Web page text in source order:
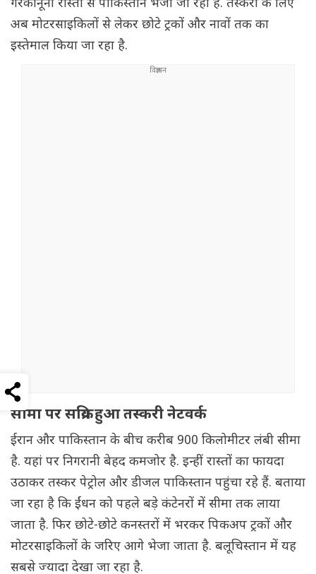
गैरकानूनी रास्तों से पाकिस्तान भेजा जा रहा है. तस्करी के लिए
अब मोटरसाइकिलों से लेकर छोटे ट्रकों और नावों तक का
इस्तेमाल किया जा रहा है.
सीमा पर सक्रिय हुआ तस्करी नेटवर्क
ईरान और पाकिस्तान के बीच करीब 900 किलोमीटर लंबी सीमा
है. यहां पर निगरानी बेहद कमजोर है. इन्हीं रास्तों का फायदा
उठाकर तस्कर पेट्रोल और डीजल पाकिस्तान पहुंचा रहे हैं. बताया
जा रहा है कि ईंधन को पहले बड़े कंटेनरों में सीमा तक लाया
जाता है. फिर छोटे-छोटे कनस्तरों में भरकर पिकअप ट्रकों और
मोटरसाइकिलों के जरिए आगे भेजा जाता है. बलूचिस्तान में यह
सबसे ज्यादा देखा जा रहा है.